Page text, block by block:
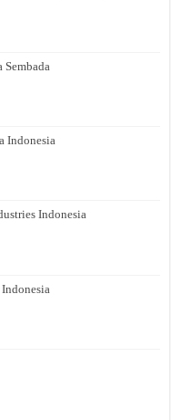
Indonesia
Indonesia